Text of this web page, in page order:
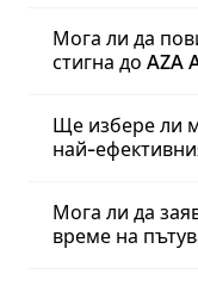
Мога ли да
стигна до AZA
Ще избере ли
най-
Мога ли да
време на